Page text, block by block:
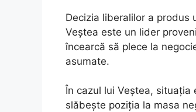
Decizia liberalilor a produs
Veștea este un lider
încearcă să plece la
asumate.
În cazul lui Veștea,
slăbește poziția la masa